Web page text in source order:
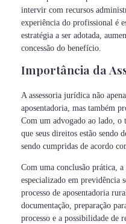
intervir com recursos
experiência do profissional é
estratégia a ser adotada,
concessão do benefício.
Importância da
A assessoria jurídica não
aposentadoria, mas também
Com um advogado ao lado, o
que seus direitos estão sendo
sendo cumpridas de acordo
Com uma conclusão prática,
especializado em previdência
processo de aposentadoria
documentação, preparação
processo e a possibilidade de